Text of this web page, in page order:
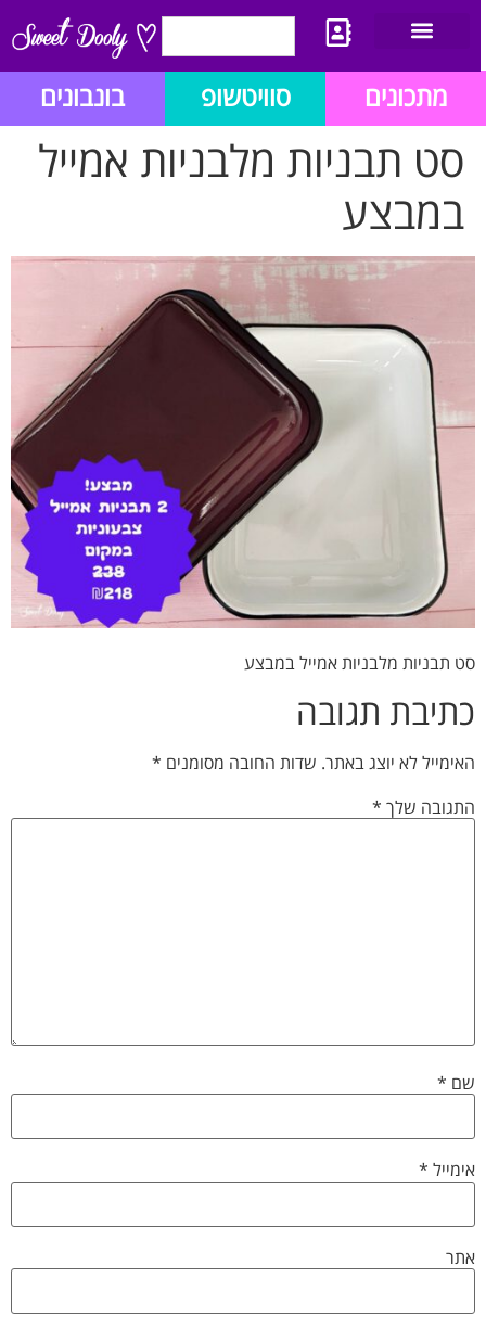
מתכונים סוויטשופ בונבונים
סט תבניות מלבניות אמייל
במבצע
סט תבניות מלבניות אמייל במבצע
כתיבת תגובה
האימייל לא יוצג באתר. שדות החובה מסומנים *
התגובה שלך*
שם *
אימייל*
אתר